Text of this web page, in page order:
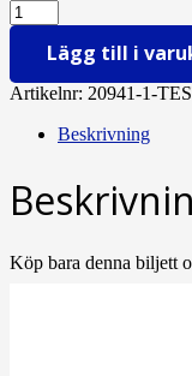
Lägg till i
Artikelnr: 20941-1-
Beskrivning
Köp bara denna biljett